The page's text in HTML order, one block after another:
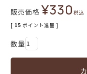
販売価格 ¥330税込
[ 15 ポイント進呈 ]